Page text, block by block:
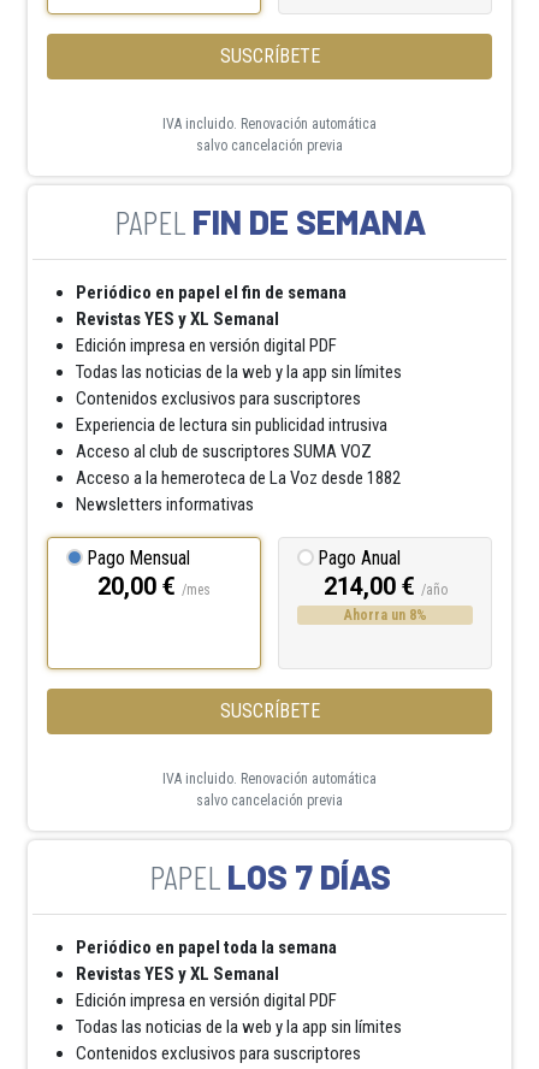
SUSCRÍBETE
IVA incluido. Renovación automática
salvo cancelación previa
FIN DE SEMANA
Periódico en papel el fin de semana
Revistas YES y XL Semanal
Edición impresa en versión digital PDF
Todas las noticias de la web y la app sin límites
Contenidos exclusivos para suscriptores
Experiencia de lectura sin publicidad intrusiva
Acceso al club de suscriptores SUMA VOZ
Acceso a la hemeroteca de La Voz desde 1882
Newsletters informativas
Pago Mensual
20,00 € /mes
Pago Anual
214,00 € /año
Ahorra un 8%
SUSCRÍBETE
IVA incluido. Renovación automática
salvo cancelación previa
LOS 7 DÍAS
Periódico en papel toda la semana
Revistas YES y XL Semanal
Edición impresa en versión digital PDF
Todas las noticias de la web y la app sin límites
Contenidos exclusivos para suscriptores